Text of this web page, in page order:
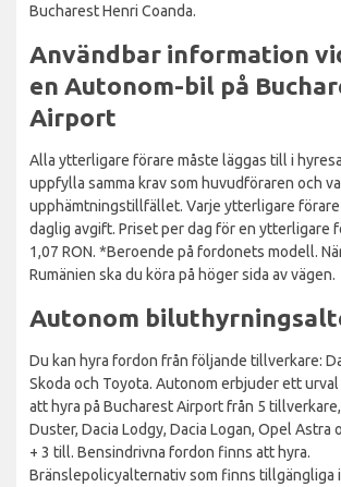
Bucharest Henri Coanda.
Användbar information
en Autonom-bil på
Airport
Alla ytterligare förare måste läggas till i
uppfylla samma krav som huvudföraren och
upphämtningstillfället. Varje ytterligare
daglig avgift. Priset per dag för en ytterligare
1,07 RON. *Beroende på fordonets modell.
Rumänien ska du köra på höger sida av vägen.
Autonom
Du kan hyra fordon från följande tillverkare:
Skoda och Toyota. Autonom erbjuder ett
att hyra på Bucharest Airport från 5
Duster, Dacia Lodgy, Dacia Logan, Opel Astra
+ 3 till. Bensindrivna fordon finns att hyra.
Bränslepolicyalternativ som finns tillgängliga